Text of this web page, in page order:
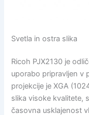
Svetla in ostra slika
Ricoh PJX2130 je
uporabo pripravljen v
projekcije je XGA
slika visoke kvalitete,
časovna usklajenost